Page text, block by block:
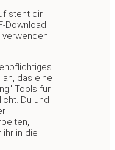
steht dir
Download
verwenden
das eine
Tools für
Du und
ihr in die